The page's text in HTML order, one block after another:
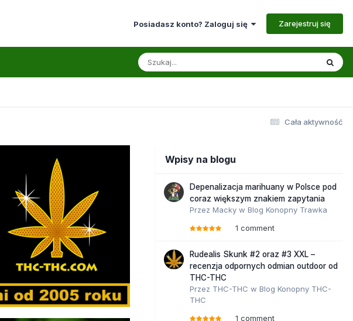
Posiadasz konto? Zaloguj się Zarejestruj się
Cała aktywność
Wpisy na blogu
Depenalizacja marihuany w Polsce pod
coraz większym znakiem zapytania
Przez Macky w Blog Konopny Trawka
1 comment
Rudealis Skunk #2 oraz #3 XXL –
recenzja odpornych odmian outdoor od
THC-THC
Przez THC-THC w Blog Konopny THC-
THC
1 comment